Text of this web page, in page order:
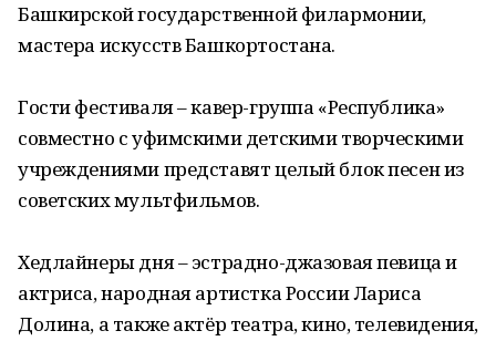
Башкирской государственной филармонии,
мастера искусств Башкортостана.
Гости фестиваля – кавер-группа «Республика»
совместно с уфимскими детскими творческими
учреждениями представят целый блок песен из
советских мультфильмов.
Хедлайнеры дня – эстрадно-джазовая певица и
актриса, народная артистка России Лариса
Долина, а также актёр театра, кино, телевидения,